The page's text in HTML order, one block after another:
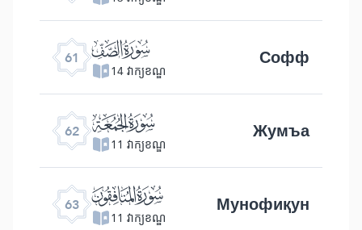
61 ﯪ
14 វាក្យខណ្ឌ Софф
62 ﯫ
11 វាក្យខណ្ឌ Жумъа
63 ﯬ
11 វាក្យខណ្ឌ Мунофиқун